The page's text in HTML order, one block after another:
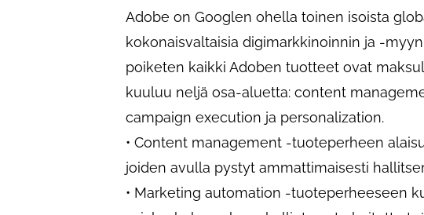
Adobe on Googlen ohella toinen isoista
kokonaisvaltaisia digimarkkinoinnin ja -
poiketen kaikki Adoben tuotteet ovat
kuuluu neljä osa-aluetta: content
campaign execution ja personalization.
• Content management -tuoteperheen
joiden avulla pystyt ammattimaisesti
• Marketing automation -tuoteperheeseen